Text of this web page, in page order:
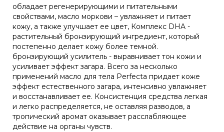
обладает регенерирующими и питательными
свойствами, масло моркови – увлажняет и питает
кожу, а также улучшает ее цвет, Комплекс DHA -
растительный бронзирующий ингредиент, который
постепенно делает кожу более темной.
бронзирующий усилитель - выравнивает тон кожи и
усиливает эффект загара. Всего за несколько
применений масло для тела Perfecta придает коже
эффект естественного загара, интенсивно увлажняет
и восстанавливает ее. Консистенция средства легкая
и легко распределяется, не оставляя разводов, а
тропический аромат оказывает расслабляющее
действие на органы чувств.